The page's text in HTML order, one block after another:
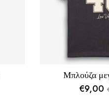
Μπλούζα
€9,00